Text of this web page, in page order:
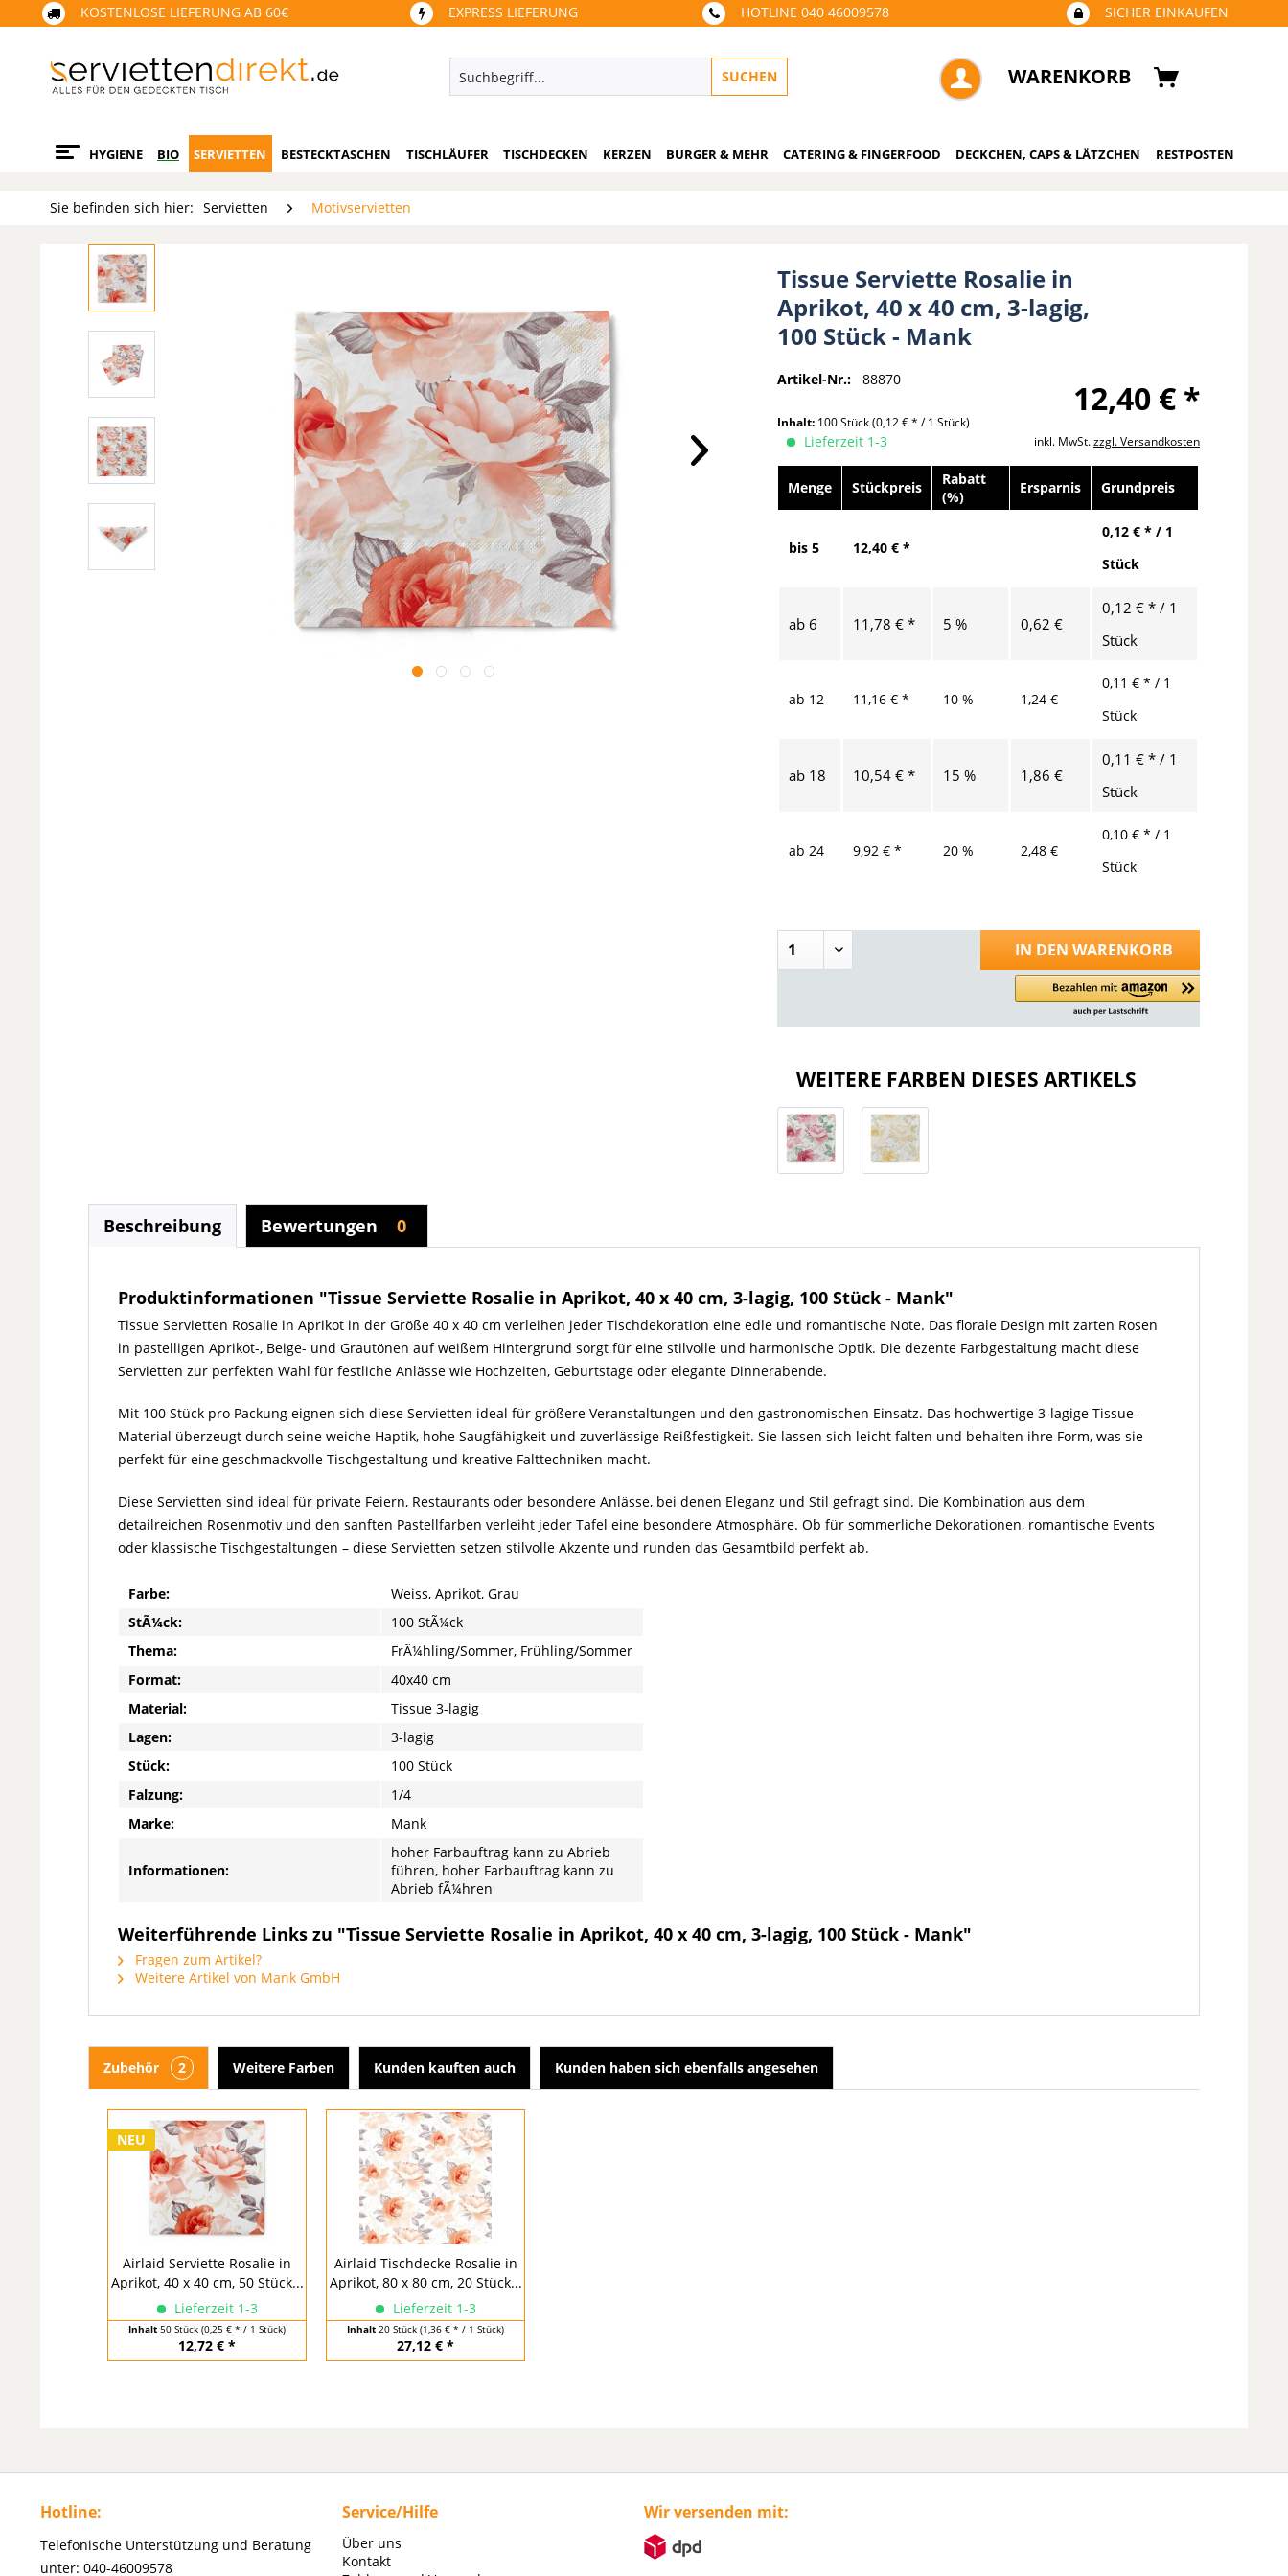
KOSTENLOSE LIEFERUNG AB 60€ EXPRESS LIEFERUNG HOTLINE 040 46009578 SICHER EINKAUFEN
SUCHEN WARENKORB
HYGIENE BIO SERVIETTEN BESTECKTASCHEN TISCHLÄUFER TISCHDECKEN KERZEN BURGER & MEHR CATERING & FINGERFOOD DECKCHEN, CAPS & LÄTZCHEN RESTPOSTEN
Sie befinden sich hier: Servietten Motivservietten
Tissue Serviette Rosalie in
Aprikot, 40 x 40 cm, 3-lagig,
100 Stück - Mank
Artikel-Nr.: 88870 12,40 € *
Inhalt: 100 Stück(0,12 € * / 1 Stück)
inkl. MwSt.zzgl. Versandkosten
Lieferzeit 1-3
Menge Stückpreis
Rabatt
(%)
Ersparnis Grundpreis
bis5 12,40 € *
0,12 € * / 1
Stück
ab6 11,78 € * 5 % 0,62 €
0,12 € * / 1
Stück
ab 12 11,16 € * 10 % 1,24 €
0,11 € * / 1
Stück
ab 18 10,54 € * 15 % 1,86 €
0,11 € * / 1
Stück
ab24 9,92 € * 20 % 2,48 €
0,10 € * / 1
Stück
IN DEN WARENKORB
WEITERE FARBEN DIESES ARTIKELS
Beschreibung Bewertungen 0
Produktinformationen "Tissue Serviette Rosalie in Aprikot, 40 x 40 cm, 3-lagig, 100 Stück - Mank"
Tissue Servietten Rosalie in Aprikot in der Größe 40 x 40 cm verleihen jeder Tischdekoration eine edle und romantische Note. Das florale Design mit zarten Rosen
in pastelligen Aprikot-, Beige- und Grautönen auf weißem Hintergrund sorgt für eine stilvolle und harmonische Optik. Die dezente Farbgestaltung macht diese
Servietten zur perfekten Wahl für festliche Anlässe wie Hochzeiten, Geburtstage oder elegante Dinnerabende.
Mit 100 Stück pro Packung eignen sich diese Servietten ideal für größere Veranstaltungen und den gastronomischen Einsatz. Das hochwertige 3-lagige Tissue-
Material überzeugt durch seine weiche Haptik, hohe Saugfähigkeit und zuverlässige Reißfestigkeit. Sie lassen sich leicht falten und behalten ihre Form, was sie
perfekt für eine geschmackvolle Tischgestaltung und kreative Falttechniken macht.
Diese Servietten sind ideal für private Feiern, Restaurants oder besondere Anlässe, bei denen Eleganz und Stil gefragt sind. Die Kombination aus dem
detailreichen Rosenmotiv und den sanften Pastellfarben verleiht jeder Tafel eine besondere Atmosphäre. Ob für sommerliche Dekorationen, romantische Events
oder klassische Tischgestaltungen – diese Servietten setzen stilvolle Akzente und runden das Gesamtbild perfekt ab.
Farbe:
Weiss, Aprikot, Grau
StÃ¼ck:
100 StÃ¼ck
Thema:
FrÃ¼hling/Sommer, Frühling/Sommer
Format:
40x40 cm
Material:
Tissue 3-lagig
Lagen:
3-lagig
Stück:
100 Stück
Falzung:
1/4
Marke:
Mank
Informationen:
hoher Farbauftrag kann zu Abrieb
führen, hoher Farbauftrag kann zu
Abrieb fÃ¼hren
Weiterführende Links zu "Tissue Serviette Rosalie in Aprikot, 40 x 40 cm, 3-lagig, 100 Stück - Mank"
Fragen zum Artikel?
Weitere Artikel von Mank GmbH
Zubehör 2 Weitere Farben Kunden kauften auch Kunden haben sich ebenfalls angesehen
NEU
Airlaid Serviette Rosalie in
Aprikot, 40 x 40 cm, 50 Stück...
Lieferzeit 1-3
Inhalt 50 Stück (0,25 € * / 1 Stück)
12,72 € *
Airlaid Tischdecke Rosalie in
Aprikot, 80 x 80 cm, 20 Stück...
Lieferzeit 1-3
Inhalt 20 Stück (1,36 € * / 1 Stück)
27,12 € *
Hotline:
Telefonische Unterstützung und Beratung
unter: 040-46009578
Service/Hilfe
Über uns
Kontakt
Wir versenden mit: